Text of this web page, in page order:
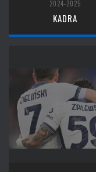
2024-2025
KADRA